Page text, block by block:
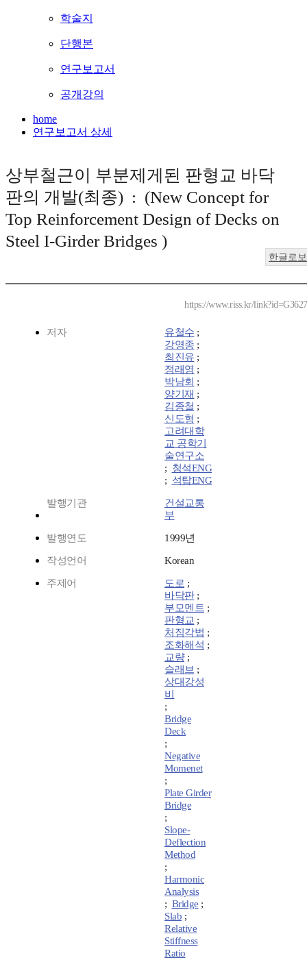
학술지
단행본
연구보고서
공개강의
home
연구보고서 상세
상부철근이 부분제게된 판형교 바닥
판의 개발(최종) : (New Concept for
Top Reinforcement Design of Decks on
Steel I-Girder Bridges )
한글로
https://www.riss.kr/
저자 유철수 ;
강영종 ;
최진유 ;
정래영 ;
박남회 ;
양기재 ;
김종철 ;
신도형 ;
고려대학
교 공학기
술연구소
; 청석ENG
; 석탑ENG
발행기관
건설교통
부
발행연도 1999년
작성언어 Korean
주제어 도로 ;
바닥판;
부모멘트 ;
판형교 ;
처짐각법 ;
조화해석 ;
교량;
슬래브 ;
상대강성
비
;
Bridge
Deck
;
Negative
Momenet
;
Plate Girder
Bridge
;
Slope-
Deflection
Method
;
Harmonic
Analysis
; Bridge ;
Slab ;
Relative
Stiffness
Ratio